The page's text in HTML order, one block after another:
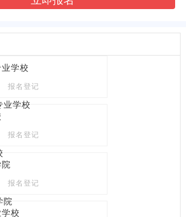
学校
报名登记
报名登记
报名登记
校